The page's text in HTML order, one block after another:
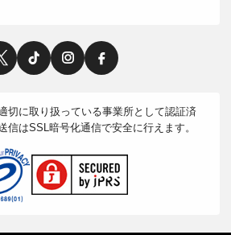
切に取り扱っている事業所として認証済
信はSSL暗号化通信で安全に行えます。